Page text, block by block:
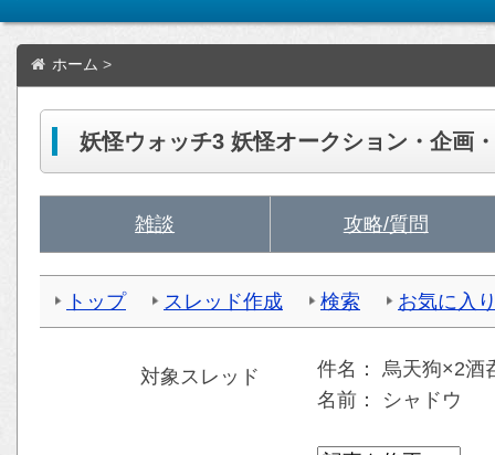
ホーム >
妖怪ウォッチ3 妖怪オークション・企画
雑談 攻略/質問
トップ スレッド作成 検索 お気に入
対象スレッド 件名：烏天狗×2酒
名前： シャドウ